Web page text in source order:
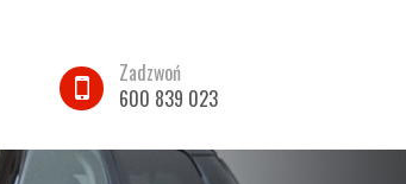
Zadzwoń
600 839 023